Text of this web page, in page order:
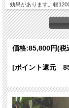
効果があります。幅
には2つずつ付いてい
空いています。アイア
幅1500mmには補強用
◆幅：Ｗ1200mm・Ｗ
わります）。
※人気商品はご予約か
※このブランドは、別
価格:85,800円(税
[ポイント還元